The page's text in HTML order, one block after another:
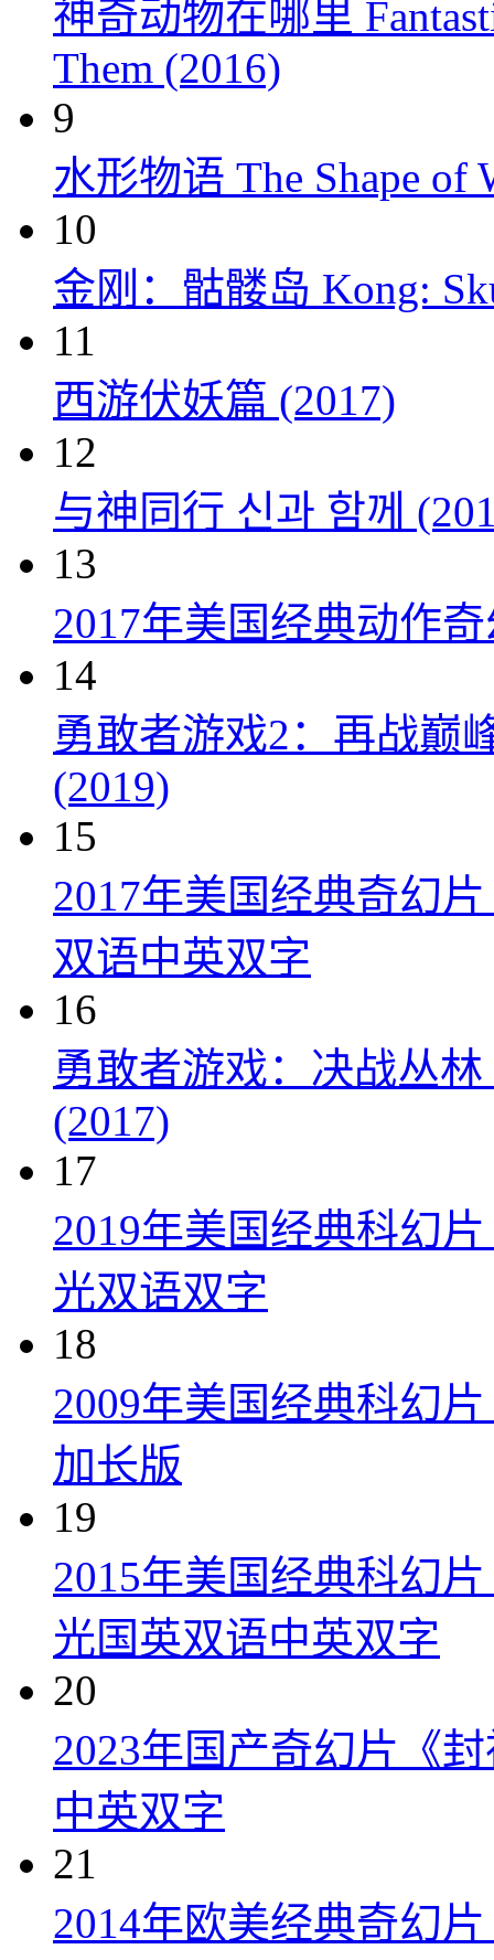
神奇动物在哪里
Them (2016)
9
水形物语 The Shape of
10
金刚：骷髅岛 Kong:
11
西游伏妖篇 (2017)
12
与神同行 신과 함께
13
2017年美国经典动作
14
勇敢者游戏2：再战巅
(2019)
15
2017年美国经典奇幻
双语中英双字
16
勇敢者游戏：决战丛林
(2017)
17
2019年美国经典科幻
光双语双字
18
2009年美国经典科幻
加长版
19
2015年美国经典科幻
光国英双语中英双字
20
2023年国产奇幻片《
中英双字
21
2014年欧美经典奇幻